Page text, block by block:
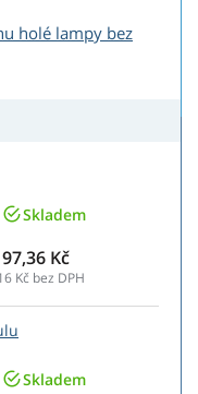
holé lampy bez
Skladem
Kč
Kč bez DPH
Skladem